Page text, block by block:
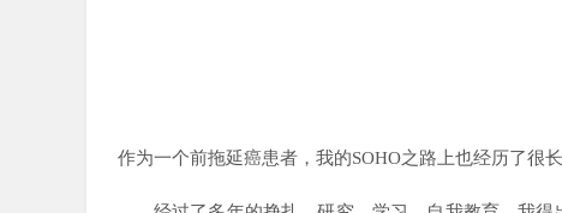
作为一个前拖延癌患者，我的SOHO之路上也经历了很长